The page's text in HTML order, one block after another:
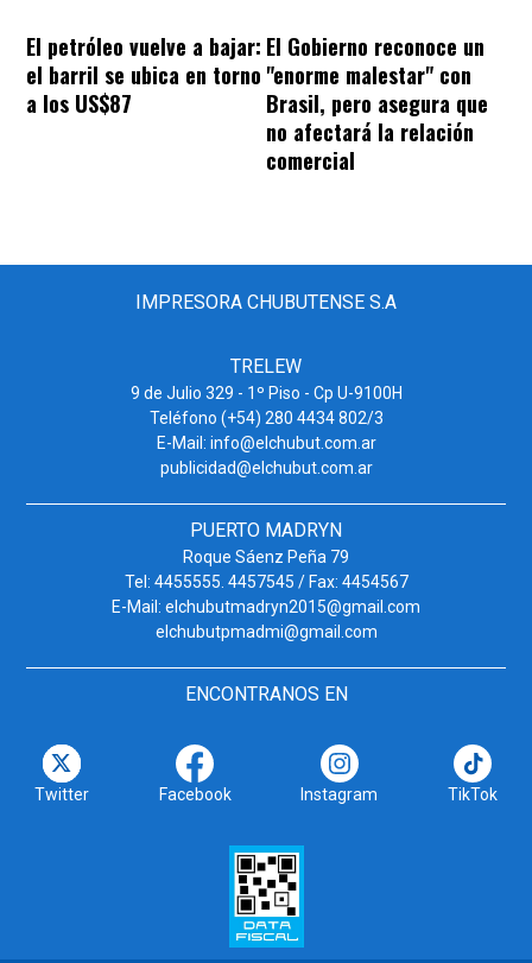
El petróleo vuelve a bajar:
el barril se ubica en torno
a los US$87
El Gobierno reconoce un
"enorme malestar" con
Brasil, pero asegura que
no afectará la relación
comercial
IMPRESORA CHUBUTENSE S.A
TRELEW
9 de Julio 329 - 1º Piso - Cp U-9100H
Teléfono (+54) 280 4434 802/3
E-Mail: info@elchubut.com.ar
publicidad@elchubut.com.ar
PUERTO MADRYN
Roque Sáenz Peña 79
Tel: 4455555. 4457545 / Fax: 4454567
E-Mail: elchubutmadryn2015@gmail.com
elchubutpmadmi@gmail.com
ENCONTRANOS EN
Twitter Facebook Instagram TikTok